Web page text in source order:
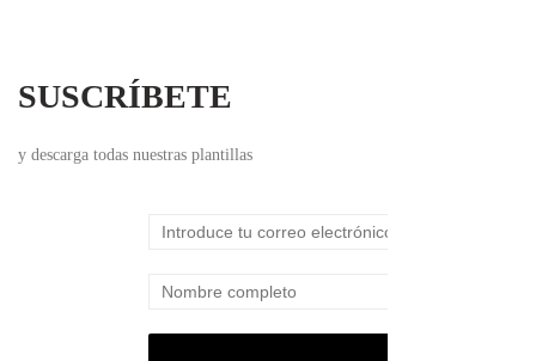
SUSCRÍBETE
y descarga todas nuestras plantillas